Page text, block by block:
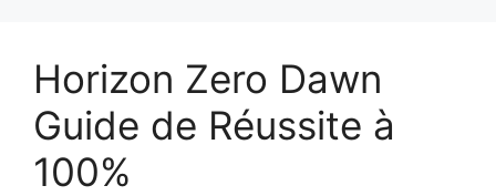
Horizon Zero Dawn
Guide de Réussite à
100%